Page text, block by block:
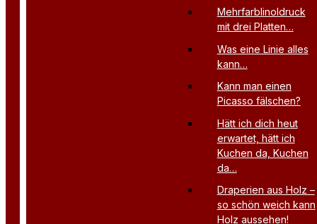
Mehrfarblinoldruck
mit drei Platten…
Was eine Linie alles
kann…
Kann man einen
Picasso fälschen?
Hätt ich dich heut
erwartet, hätt ich
Kuchen da, Kuchen
da…
Draperien aus Holz –
so schön weich kann
Holz aussehen!